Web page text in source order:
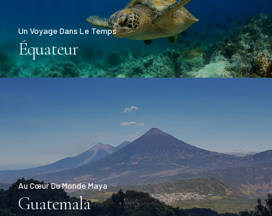
Un Voyage Dans Le Temps
Équateur
Au Cœur Du Monde Maya
Guatemala